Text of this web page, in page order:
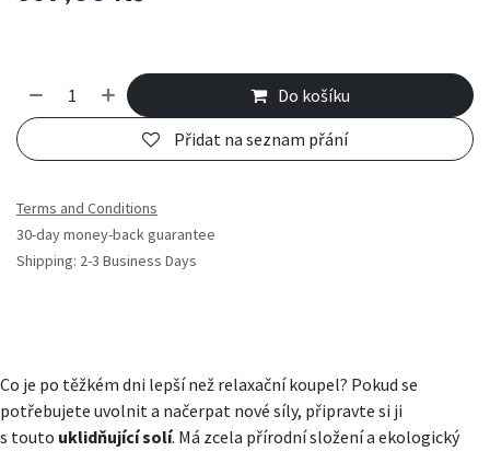
Do košíku
Přidat na seznam přání
Terms and Conditions
30-day money-back guarantee
Shipping: 2-3 Business Days
Co je po těžkém dni lepší než relaxační koupel? Pokud se
potřebujete uvolnit a načerpat nové síly, připravte si ji
s touto uklidňující solí. Má zcela přírodní složení a ekologický